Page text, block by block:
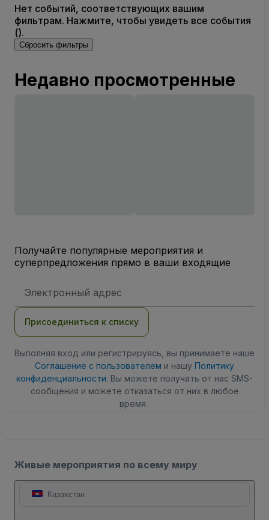
Нет событий, соответствующих вашим
фильтрам. Нажмите, чтобы увидеть все события
().
Сбросить фильтры
Недавно просмотренные
Получайте популярные мероприятия и
суперпредложения прямо в ваши входящие
электронной
Присоединиться к списку
Выполняя вход или регистрируясь, вы принимаете наше
Соглашение с пользователем и нашу Политику
конфиденциальности. Вы можете получать от нас SMS-
сообщения и можете отказаться от них в любое
время.
Живые мероприятия по всему миру
Казахстан